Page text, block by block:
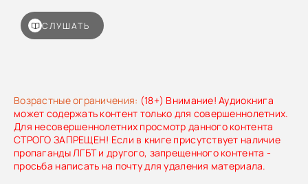
Возрастные ограничения: (18+) Внимание! Аудиокнига
может содержать контент только для совершеннолетних.
Для несовершеннолетних просмотр данного контента
СТРОГО ЗАПРЕЩЕН! Если в книге присутствует наличие
пропаганды ЛГБТ и другого, запрещенного контента -
просьба написать на почту для удаления материала.
СЛУШАТЬ